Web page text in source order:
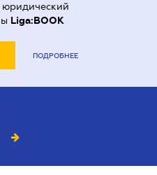
Liga:BOOK
ПОДРОБНЕЕ